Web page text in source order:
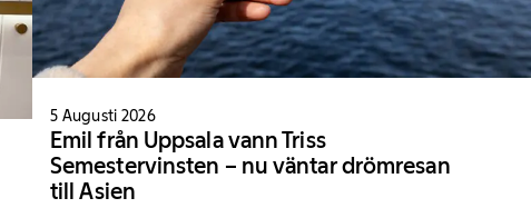
5 Augusti 2026
Emil från Uppsala vann Triss
Semestervinsten – nu väntar drömresan
till Asien